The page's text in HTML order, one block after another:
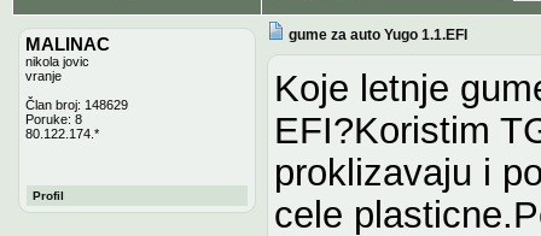
MALINAC
nikola jovic
vranje
Član broj: 148629
Poruke: 8
80.122.174.*
Profil
gume za auto Yugo 1.1.EFI
Koje letnje
EFI?Koristim
proklizavaju i
cele